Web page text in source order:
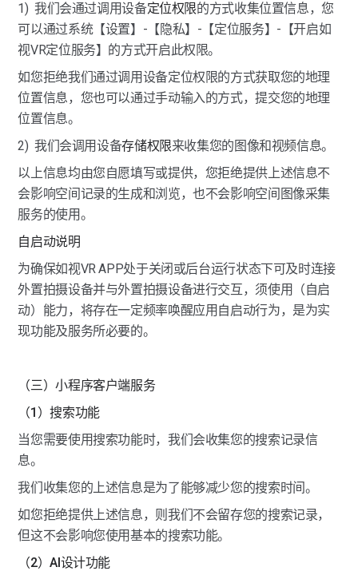
1)  我们会通过调用设备定位权限的方式收集位置信息，您
可以通过系统【设置】-【隐私】-【定位服务】-【开启如
视VR定位服务】的方式开启此权限。
如您拒绝我们通过调用设备定位权限的方式获取您的地理
位置信息，您也可以通过手动输入的方式，提交您的地理
位置信息。
2)  我们会调用设备存储权限来收集您的图像和视频信息。
以上信息均由您自愿填写或提供，您拒绝提供上述信息不
会影响空间记录的生成和浏览，也不会影响空间图像采集
服务的使用。
自启动说明
为确保如视VR APP处于关闭或后台运行状态下可及时连接
外置拍摄设备并与外置拍摄设备进行交互，须使用（自启
动）能力，将存在一定频率唤醒应用自启动行为，是为实
现功能及服务所必要的。
（三）小程序客户端服务
（1）搜索功能
当您需要使用搜索功能时，我们会收集您的搜索记录信
息。
我们收集您的上述信息是为了能够减少您的搜索时间。
如您拒绝提供上述信息，则我们不会留存您的搜索记录，
但这不会影响您使用基本的搜索功能。
（2）AI设计功能